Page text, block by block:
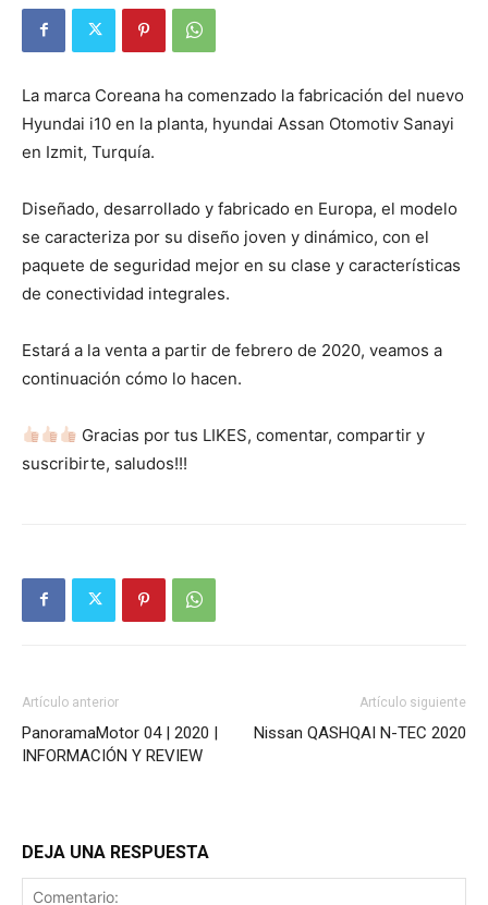
La marca Coreana ha comenzado la fabricación del nuevo
Hyundai i10 en la planta, hyundai Assan Otomotiv Sanayi
en Izmit, Turquía.
Diseñado, desarrollado y fabricado en Europa, el modelo
se caracteriza por su diseño joven y dinámico, con el
paquete de seguridad mejor en su clase y características
de conectividad integrales.
Estará a la venta a partir de febrero de 2020, veamos a
continuación cómo lo hacen.
Gracias por tus LIKES, comentar, compartir y
suscribirte, saludos!!!
Artículo anterior
PanoramaMotor 04 | 2020 |
INFORMACIÓN Y REVIEW
Artículo siguiente
Nissan QASHQAI N-TEC 2020
DEJA UNA RESPUESTA